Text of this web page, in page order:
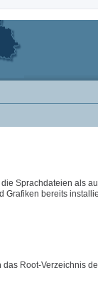
Sprachdateien als
Grafiken bereits
Root-Verzeichnis